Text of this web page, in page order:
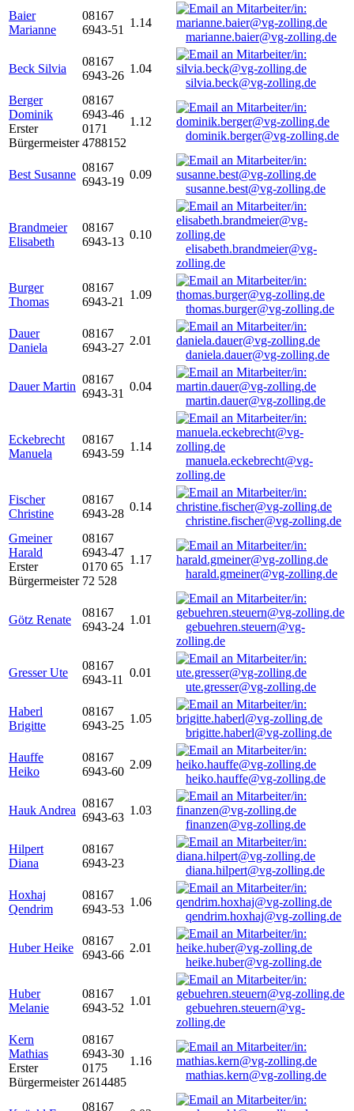
Baier
Marianne
08167
6943-51
1.14
marianne.baier@vg-zolling.de
Beck Silvia
08167
6943-26
1.04
silvia.beck@vg-zolling.de
Berger
Dominik
Erster
Bürgermeister
08167
6943-46
0171
4788152
1.12
dominik.berger@vg-zolling.de
Best Susanne
08167
6943-19
0.09
susanne.best@vg-zolling.de
Brandmeier
Elisabeth
08167
6943-13
0.10
elisabeth.brandmeier@vg-
zolling.de
Burger
Thomas
08167
6943-21
1.09
thomas.burger@vg-zolling.de
Dauer
Daniela
08167
6943-27
2.01
daniela.dauer@vg-zolling.de
Dauer Martin
08167
6943-31
0.04
martin.dauer@vg-zolling.de
Eckebrecht
Manuela
08167
6943-59
1.14
manuela.eckebrecht@vg-
zolling.de
Fischer
Christine
08167
6943-28
0.14
christine.fischer@vg-zolling.de
Gmeiner
Harald
Erster
Bürgermeister
08167
6943-47
0170 65
72 528
1.17
harald.gmeiner@vg-zolling.de
Götz Renate
08167
6943-24
1.01
gebuehren.steuern@vg-
zolling.de
Gresser Ute
08167
6943-11
0.01
ute.gresser@vg-zolling.de
Haberl
Brigitte
08167
6943-25
1.05
brigitte.haberl@vg-zolling.de
Hauffe
Heiko
08167
6943-60
2.09
heiko.hauffe@vg-zolling.de
Hauk Andrea
08167
6943-63
1.03
finanzen@vg-zolling.de
Hilpert
Diana
08167
6943-23
diana.hilpert@vg-zolling.de
Hoxhaj
Qendrim
08167
6943-53
1.06
qendrim.hoxhaj@vg-zolling.de
Huber Heike
08167
6943-66
2.01
heike.huber@vg-zolling.de
Huber
Melanie
08167
6943-52
1.01
gebuehren.steuern@vg-
zolling.de
Kern
Mathias
Erster
Bürgermeister
08167
6943-30
0175
2614485
1.16
mathias.kern@vg-zolling.de
08167